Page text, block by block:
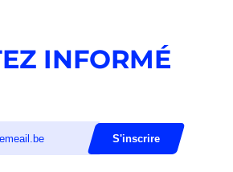
INFORMÉ